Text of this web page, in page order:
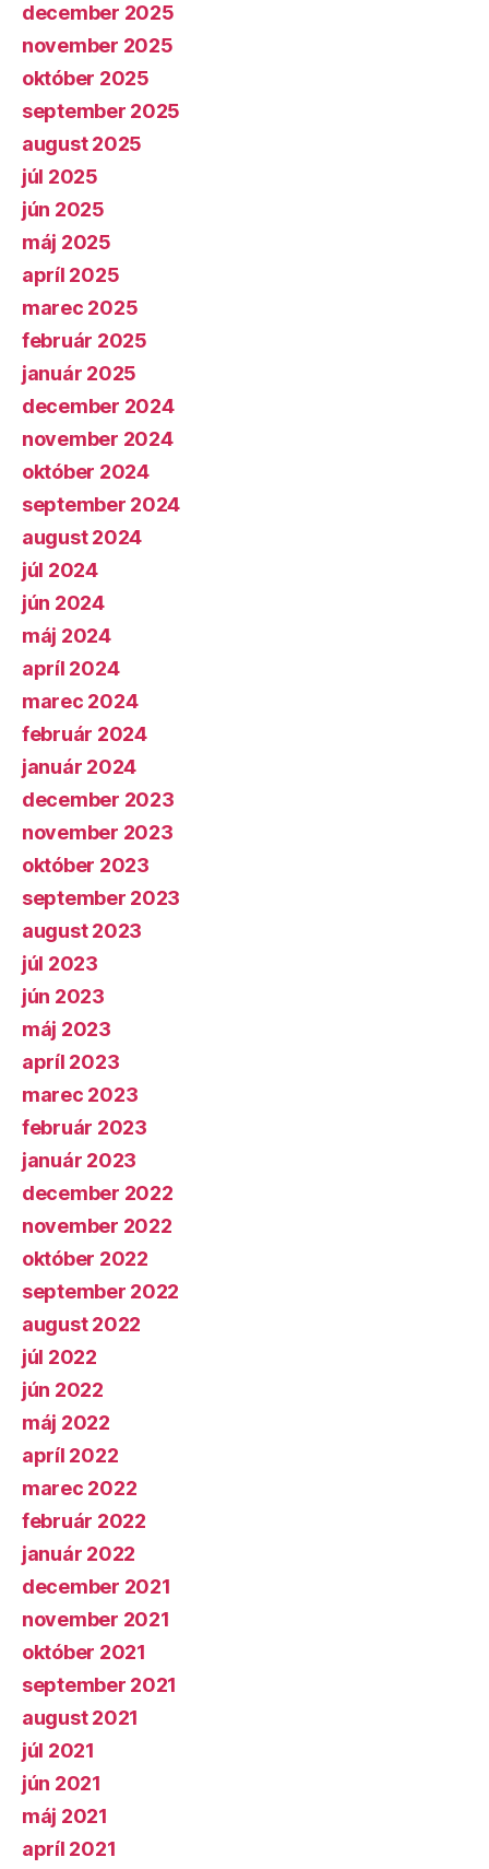
december 2025
november 2025
október 2025
september 2025
august 2025
júl 2025
jún 2025
máj 2025
apríl 2025
marec 2025
február 2025
január 2025
december 2024
november 2024
október 2024
september 2024
august 2024
júl 2024
jún 2024
máj 2024
apríl 2024
marec 2024
február 2024
január 2024
december 2023
november 2023
október 2023
september 2023
august 2023
júl 2023
jún 2023
máj 2023
apríl 2023
marec 2023
február 2023
január 2023
december 2022
november 2022
október 2022
september 2022
august 2022
júl 2022
jún 2022
máj 2022
apríl 2022
marec 2022
február 2022
január 2022
december 2021
november 2021
október 2021
september 2021
august 2021
júl 2021
jún 2021
máj 2021
apríl 2021